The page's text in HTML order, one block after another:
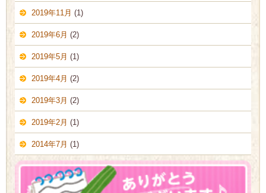
2019年11月 (1)
2019年6月 (2)
2019年5月 (1)
2019年4月 (2)
2019年3月 (2)
2019年2月 (1)
2014年7月 (1)